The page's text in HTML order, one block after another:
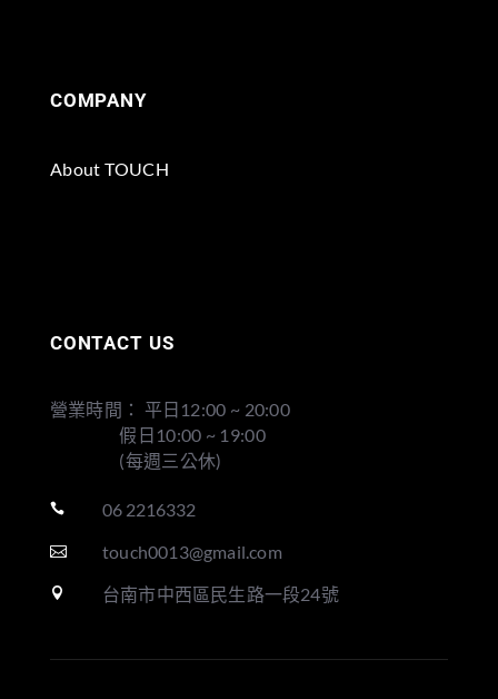
COMPANY
About TOUCH
CONTACT US
營業時間： 平日12:00 ~ 20:00
假日10:00 ~ 19:00
(每週三公休)
 06 2216332
 touch0013@gmail.com
 台南市中西區民生路一段24號